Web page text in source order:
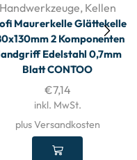
Handwerkzeuge, Kellen
Maurerkelle Glättekelle
2 Komponenten
Edelstahl 0,7mm
Blatt CONTOO
€7,14
inkl. MwSt.
plus Versandkosten